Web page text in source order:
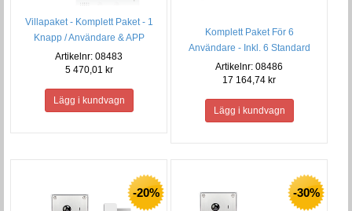
Villapaket - Komplett Paket - 1
Knapp / Användare & APP
Artikelnr: 08483
5 470,01 kr
Komplett Paket För 6
Användare - Inkl. 6 Standard
monitorer
Artikelnr: 08486
17 164,74 kr
-20% -30%